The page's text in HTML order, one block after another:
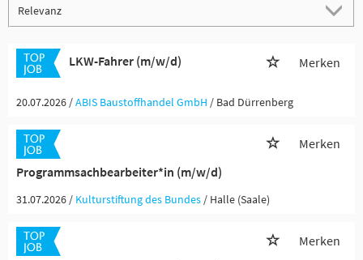
LKW-Fahrer (m/w/d) Merken
20.07.2026 /ABIS Baustoffhandel GmbH / Bad Dürrenberg
Programmsachbearbeiter*in (m/w/d)
Merken
31.07.2026 / Kulturstiftung des Bundes / Halle (Saale)
Merken